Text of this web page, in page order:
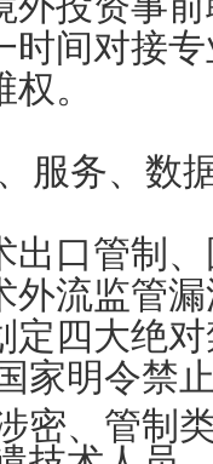
时间对接
。
服务、数
出口管制
外流监管
定四大绝
家明令禁
密、管制